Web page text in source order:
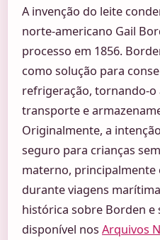
A invenção do leite
norte-americano Gail
processo em 1856.
como solução para
refrigeração, tornando-o
transporte e
Originalmente, a
seguro para crianças
materno, principalmente
durante viagens
histórica sobre Borden e
disponível nos Arquivos